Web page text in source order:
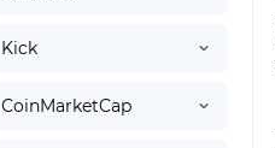
Kick
СoinMarketCap